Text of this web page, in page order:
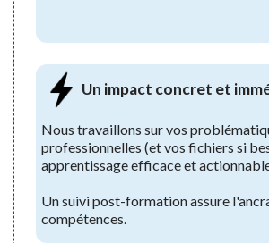
Un impact concret et
Nous travaillons sur vos
professionnelles (et vos fichiers si
apprentissage efficace et
Un suivi post-formation assure
compétences.